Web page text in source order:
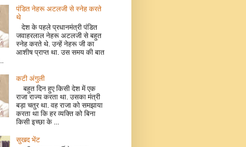
पंडित नेहरू अटलजी से स्नेह करते
थे
देश के पहले प्रधानमंत्री पंडित
जवाहरलाल नेहरू अटलजी से बहुत
स्नेह करते थे. उन्हें नेहरू जी का
आशीष प्राप्त था. उस समय की बात
कटी अंगुली
बहुत दिन हुए किसी देश में एक
राजा राज्य करता था. उसका मंत्री
बड़ा चतुर था. वह राजा को समझाया
करता था कि हर व्यक्ति को बिना
किसी इच्छा के ...
सुखद भेंट